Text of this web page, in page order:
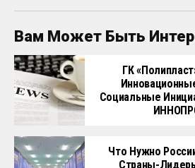
Вам Может Быть
ГК
Социальные
Что Нужно
Страны-